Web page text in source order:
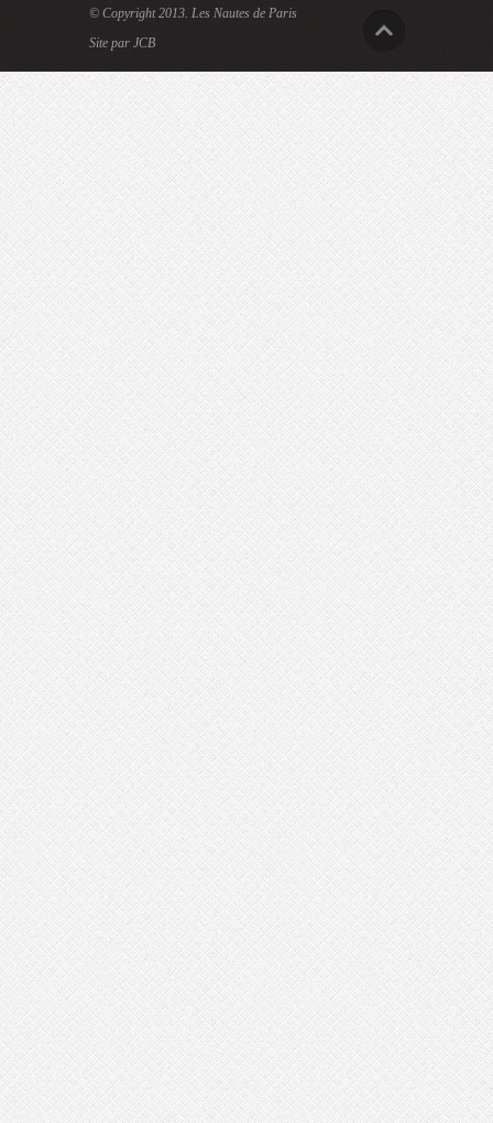
© Copyright 2013. Les Nautes de Paris
Site par JCB